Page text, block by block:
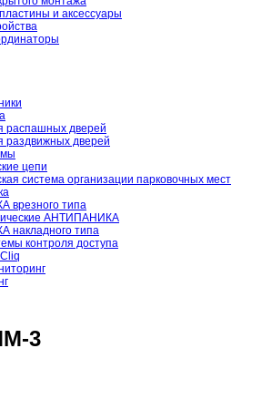
и аксессуары
распашных дверей
раздвижных дверей
цепи
система организации парковочных мест
врезного типа
АНТИПАНИКА
накладного типа
контроля доступа
3